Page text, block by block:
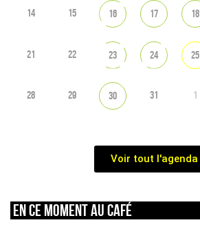
14 15 16 17 18
21 22 23 24 25
28 29 30 31 1
Voir tout l'agenda
En ce moment au café